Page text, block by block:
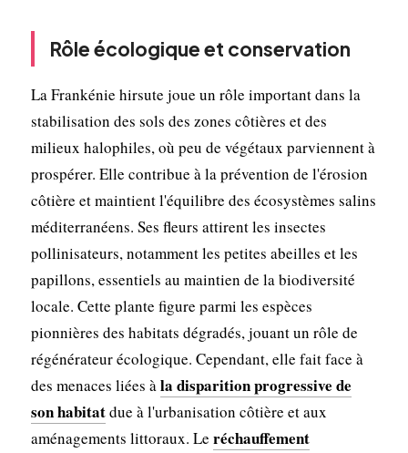
Rôle écologique et conservation
La Frankénie hirsute joue un rôle important dans la
stabilisation des sols des zones côtières et des
milieux halophiles, où peu de végétaux parviennent à
prospérer. Elle contribue à la prévention de l'érosion
côtière et maintient l'équilibre des écosystèmes salins
méditerranéens. Ses fleurs attirent les insectes
pollinisateurs, notamment les petites abeilles et les
papillons, essentiels au maintien de la biodiversité
locale. Cette plante figure parmi les espèces
pionnières des habitats dégradés, jouant un rôle de
régénérateur écologique. Cependant, elle fait face à
des menaces liées àla disparition progressive de
son habitatdue à l'urbanisation côtière et aux
aménagements littoraux. Le réchauffement